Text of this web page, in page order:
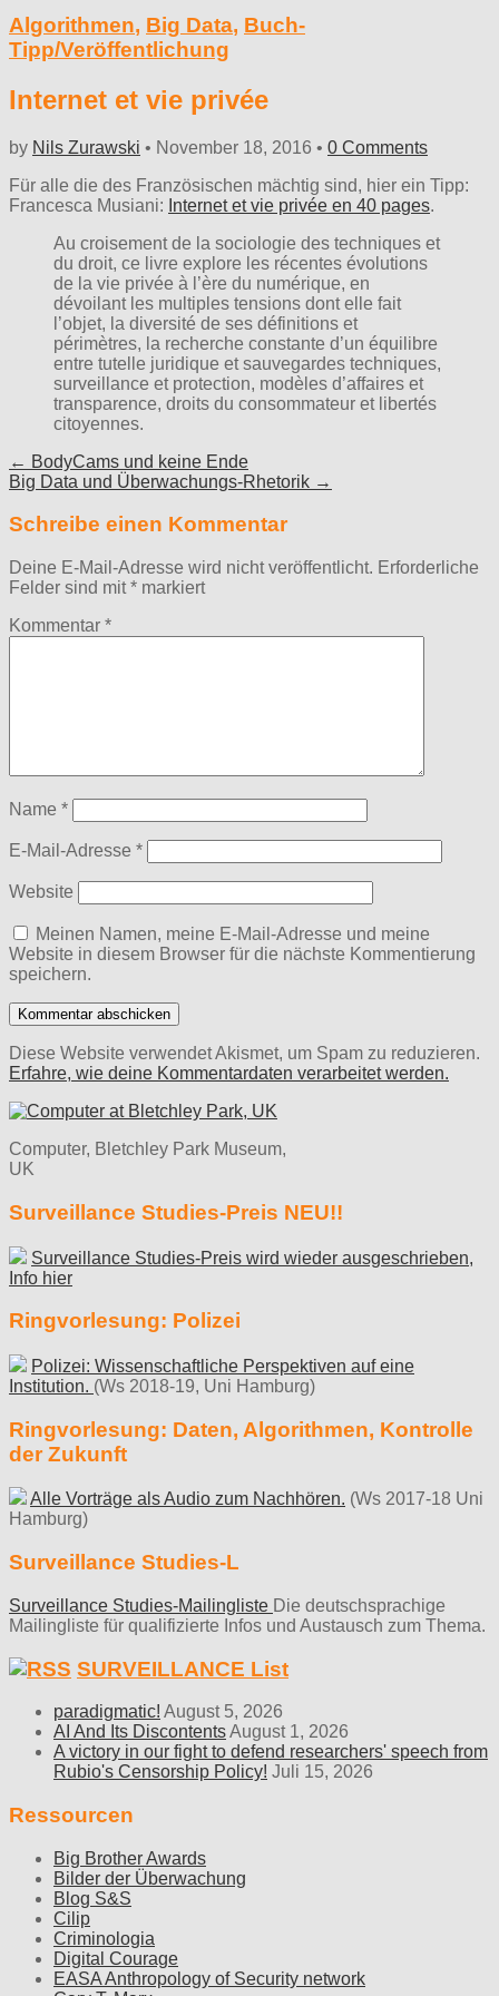
Algorithmen, Big Data, Buch-
Tipp/Veröffentlichung
Internet et vie privée
by Nils Zurawski • November 18, 2016 • 0 Comments
Für alle die des Französischen mächtig sind, hier ein Tipp:
Francesca Musiani: Internet et vie privée en 40 pages.
Au croisement de la sociologie des techniques et
du droit, ce livre explore les récentes évolutions
de la vie privée à l’ère du numérique, en
dévoilant les multiples tensions dont elle fait
l’objet, la diversité de ses définitions et
périmètres, la recherche constante d’un équilibre
entre tutelle juridique et sauvegardes techniques,
surveillance et protection, modèles d’affaires et
transparence, droits du consommateur et libertés
citoyennes.
Post
navigation
← BodyCams und keine Ende
Big Data und Überwachungs-Rhetorik →
Schreibe einen Kommentar
Deine E-Mail-Adresse wird nicht veröffentlicht. Erforderliche
Felder sind mit* markiert
Kommentar *
Name *
E-Mail-Adresse *
Website
Meinen Namen, meine E-Mail-Adresse und meine
Website in diesem Browser für die nächste Kommentierung
speichern.
Diese Website verwendet Akismet, um Spam zu reduzieren.
Erfahre, wie deine Kommentardaten verarbeitet werden.
Computer, Bletchley Park Museum,
UK
Surveillance Studies-Preis NEU!!
Surveillance Studies-Preis wird wieder ausgeschrieben,
Info hier
Ringvorlesung: Polizei
Polizei: Wissenschaftliche Perspektiven auf eine
Institution. (Ws 2018-19, Uni Hamburg)
Ringvorlesung: Daten, Algorithmen, Kontrolle
der Zukunft
Alle Vorträge als Audio zum Nachhören. (Ws 2017-18 Uni
Hamburg)
Surveillance Studies-L
Surveillance Studies-Mailingliste Die deutschsprachige
Mailingliste für qualifizierte Infos und Austausch zum Thema.
SURVEILLANCE List
paradigmatic! August 5, 2026
AI And Its DiscontentsAugust 1, 2026
A victory in our fight to defend researchers' speech from
Rubio's Censorship Policy! Juli 15, 2026
Ressourcen
Big Brother Awards
Bilder der Überwachung
Blog S&S
Cilip
Criminologia
Digital Courage
EASA Anthropology of Security network